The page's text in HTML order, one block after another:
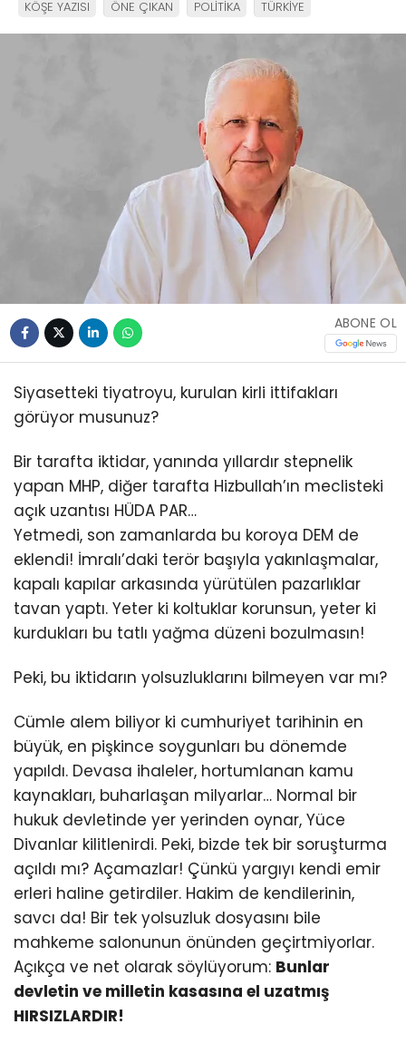
KÖŞE YAZISI ÖNE ÇIKAN POLİTİKA TÜRKİYE
ABONE OL
Siyasetteki tiyatroyu, kurulan kirli ittifakları
görüyor musunuz?
Bir tarafta iktidar, yanında yıllardır stepnelik
yapan MHP, diğer tarafta Hizbullah’ın meclisteki
açık uzantısı HÜDA PAR…
Yetmedi, son zamanlarda bu koroya DEM de
eklendi! İmralı’daki terör başıyla yakınlaşmalar,
kapalı kapılar arkasında yürütülen pazarlıklar
tavan yaptı. Yeter ki koltuklar korunsun, yeter ki
kurdukları bu tatlı yağma düzeni bozulmasın!
Peki, bu iktidarın yolsuzluklarını bilmeyen var mı?
Cümle alem biliyor ki cumhuriyet tarihinin en
büyük, en pişkince soygunları bu dönemde
yapıldı. Devasa ihaleler, hortumlanan kamu
kaynakları, buharlaşan milyarlar… Normal bir
hukuk devletinde yer yerinden oynar, Yüce
Divanlar kilitlenirdi. Peki, bizde tek bir soruşturma
açıldı mı? Açamazlar! Çünkü yargıyı kendi emir
erleri haline getirdiler. Hakim de kendilerinin,
savcı da! Bir tek yolsuzluk dosyasını bile
mahkeme salonunun önünden geçirtmiyorlar.
Açıkça ve net olarak söylüyorum: Bunlar
devletin ve milletin kasasına el uzatmış
HIRSIZLARDIR!